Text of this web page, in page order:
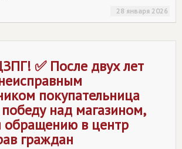
28 января 2026
✅ После двух лет
покупательница
над магазином,
обращению в центр
граждан